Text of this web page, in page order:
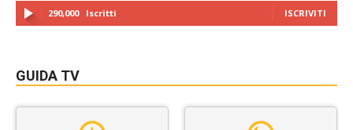
290,000 Iscritti ISCRIVITI
GUIDA TV